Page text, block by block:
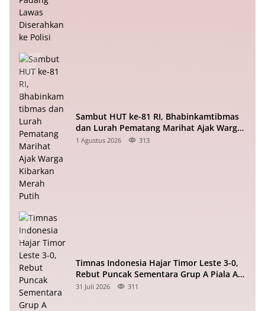
Sambut HUT ke-81 RI, Bhabinkamtibmas
dan Lurah Pematang Marihat Ajak Warga
Kibarkan Merah Putih
1 Agustus 2026 313
Timnas Indonesia Hajar Timor Leste 3-0,
Rebut Puncak Sementara Grup A Piala AFF
2026
31 Juli 2026 311